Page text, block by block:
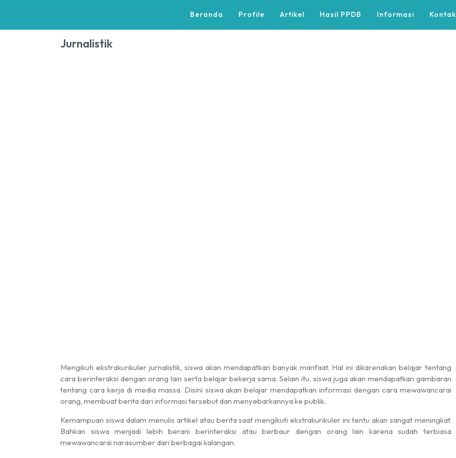
Beranda Profile Artikel Hasil PPDB Informasi Kontak
Jurnalistik
Mengikuti ekstrakurikuler jurnalistik, siswa akan mendapatkan banyak manfaat. Hal ini dikarenakan belajar tentang
cara berinteraksi dengan orang lain serta belajar bekerja sama. Selain itu, siswa juga akan mendapatkan gambaran
tentang cara kerja di media massa. Disini siswa akan belajar mendapatkan informasi dengan cara mewawancarai
orang, membuat berita dari informasi tersebut dan menyebarkannya ke publik.
Kemampuan siswa dalam menulis artikel atau berita saat mengikuti ekstrakurikuler ini tentu akan sangat meningkat.
Bahkan siswa menjadi lebih berani berinteraksi atau berbaur dengan orang lain karena sudah terbiasa
mewawancarai narasumber dari berbagai kalangan.